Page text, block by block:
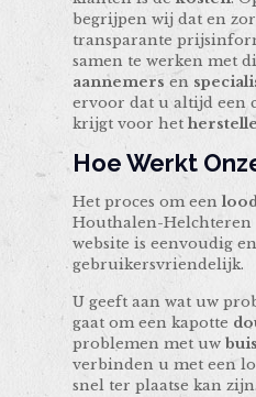
begrijpen wij dat en
transparante
samen te werken met
aannemers en
ervoor dat u altijd een
krijgt voor het
Hoe Werkt
Het proces om een
Houthalen-Helchteren
website is eenvoudig en
gebruikersvriendelijk.
U geeft aan wat uw
gaat om een kapotte
problemen met uwbuis
verbinden u met een
snel ter plaatse kan zijn.